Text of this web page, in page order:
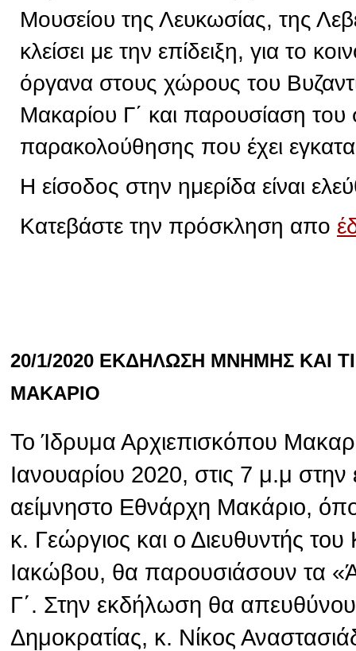
Μουσείου της Λευκωσίας, της
κλείσει με την επίδειξη, για το
όργανα στους χώρους του
Μακαρίου Γ΄ και παρουσίαση του
παρακολούθησης που έχει
Η είσοδος στην ημερίδα είναι
Κατεβάστε την πρόσκληση απο
20/1/2020 ΕΚΔΗΛΩΣΗ ΜΝΗΜΗΣ ΚΑΙ
ΜΑΚΑΡΙΟ
Το Ίδρυμα Αρχιεπισκόπου
Ιανουαρίου 2020, στις 7 μ.μ
αείμνηστο Εθνάρχη Μακάριο,
κ. Γεώργιος και ο Διευθυντής
Ιακώβου, θα παρουσιάσουν τα
Γ΄. Στην εκδήλωση θα
Δημοκρατίας, κ. Νίκος